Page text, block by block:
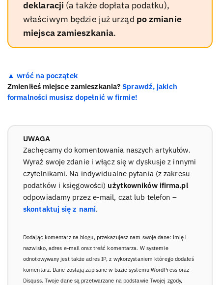
deklaracji (a także dopłata podatku),
właściwym będzie już urząd po zmianie
miejsca zamieszkania.
▲ wróć na początek
Zmieniłeś miejsce zamieszkania? Sprawdź, jakich
formalności musisz dopełnić w firmie!
UWAGA
Zachęcamy do komentowania naszych artykułów.
Wyraź swoje zdanie i włącz się w dyskusje z innymi
czytelnikami. Na indywidualne pytania (z zakresu
podatków i księgowości) użytkowników ifirma.pl
odpowiadamy przez e-mail, czat lub telefon –
skontaktuj się z nami.
Dodając komentarz na blogu, przekazujesz nam swoje dane: imię i
nazwisko, adres e-mail oraz treść komentarza. W systemie
odnotowywany jest także adres IP, z wykorzystaniem którego dodałeś
komentarz. Dane zostają zapisane w bazie systemu WordPress oraz
Disquss. Twoje dane są przetwarzane na podstawie Twojej zgody,